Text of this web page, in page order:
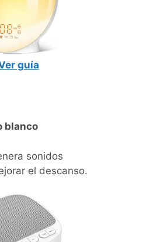
guía
blanco
sonidos
el descanso.